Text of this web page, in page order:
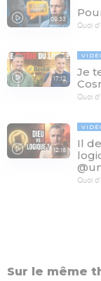
09:33
Quoi
17:12
Je
Quoi
12:16
Il
Quoi
Sur le même